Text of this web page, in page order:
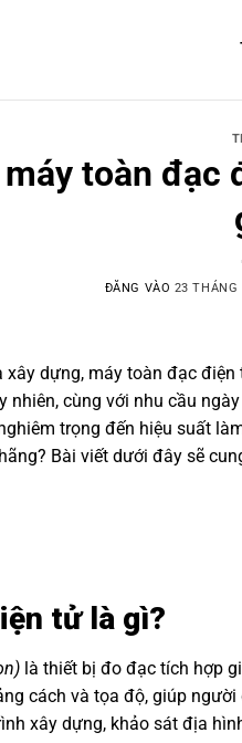
toàn
ĐĂNG VÀO 23 THÁNG
dựng, máy toàn đạc
nhiên, cùng với nhu cầu
trọng đến hiệu suất
Bài viết dưới đây sẽ
tử là gì?
là thiết bị đo đạc tích hợp
cách và tọa độ, giúp
xây dựng, khảo sát địa